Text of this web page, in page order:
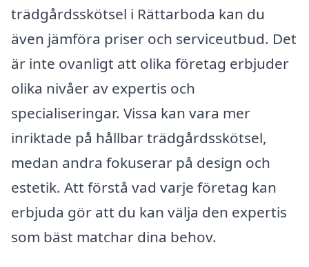
trädgårdsskötsel i Rättarboda kan du
även jämföra priser och serviceutbud. Det
är inte ovanligt att olika företag erbjuder
olika nivåer av expertis och
specialiseringar. Vissa kan vara mer
inriktade på hållbar trädgårdsskötsel,
medan andra fokuserar på design och
estetik. Att förstå vad varje företag kan
erbjuda gör att du kan välja den expertis
som bäst matchar dina behov.